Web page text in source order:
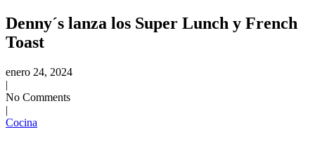
Denny´s lanza los Super Lunch y French
Toast
enero 24, 2024
|
No Comments
|
Cocina